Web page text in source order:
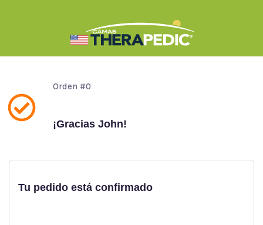
Orden #0
¡Gracias John!
Tu pedido está confirmado